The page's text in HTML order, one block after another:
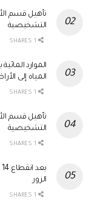
تأهيل قسم
التشخيصية
الموارد
المياه إلى
تأهيل قسم
التشخيصية
الزور